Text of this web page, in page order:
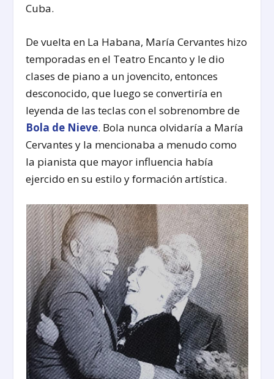
Cuba.
De vuelta en La Habana, María Cervantes hizo
temporadas en el Teatro Encanto y le dio
clases de piano a un jovencito, entonces
desconocido, que luego se convertiría en
leyenda de las teclas con el sobrenombre de
Bola de Nieve. Bola nunca olvidaría a María
Cervantes y la mencionaba a menudo como
la pianista que mayor influencia había
ejercido en su estilo y formación artística.